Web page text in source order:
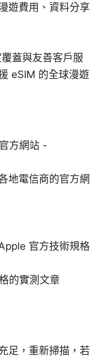
遊費用、資料分享
蓋與友善客戶服
eSIM 的全球漫遊
方網站 -
地電信商的官方網
官方技術規格
的實測文章
足，重新掃描，若